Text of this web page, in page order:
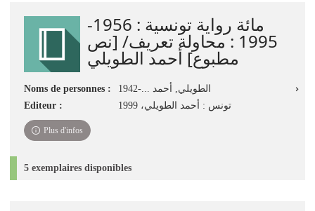
مائة رواية تونسية : 1956-
1995 : محاولة تعريف/ [نص
مطبوع] أحمد الطويلي
Noms de personnes :
الطويلي, أحمد ...-1942
Editeur :
تونس : أحمد الطويلي، 1999
Plus d'infos
5 exemplaires disponibles